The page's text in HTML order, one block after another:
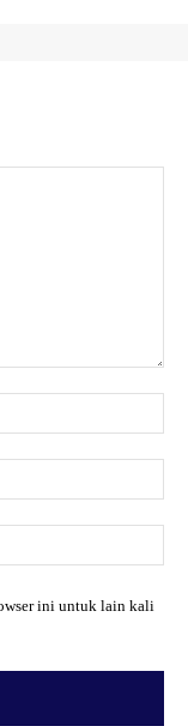
ini untuk lain kali